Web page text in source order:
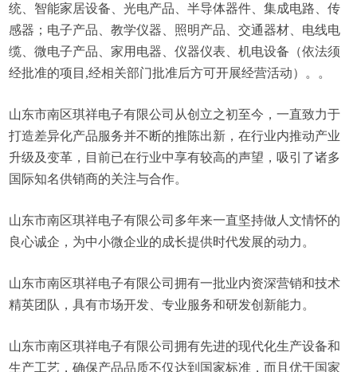
统、智能家居设备、光电产品、半导体器件、集成电路、传
感器；电子产品、教学仪器、照明产品、交通器材、电线电
缆、微电子产品、家用电器、仪器仪表、机电设备（依法须
经批准的项目,经相关部门批准后方可开展经营活动）。。
山东市南区琪祥电子有限公司从创立之初至今，一直致力于
打造差异化产品服务并不断的推陈出新，在行业内推动产业
升级及变革，目前已在行业中享有较高的声望，吸引了诸多
国际知名供销商的关注与合作。
山东市南区琪祥电子有限公司多年来一直坚持做人文情怀的
良心诚企，为中小微企业的成长提供时代发展的动力。
山东市南区琪祥电子有限公司拥有一批业内资深营销和技术
精英团队，具有市场开发、专业服务和研发创新能力。
山东市南区琪祥电子有限公司拥有先进的现代化生产设备和
生产工艺，确保产品品质不仅达到国家标准，而且优于国家